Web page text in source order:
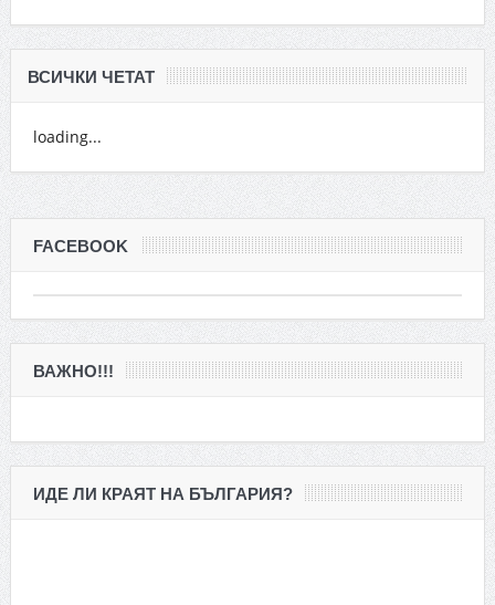
ВСИЧКИ ЧЕТАТ
loading...
FACEBOOK
ВАЖНО!!!
ИДЕ ЛИ КРАЯТ НА БЪЛГАРИЯ?